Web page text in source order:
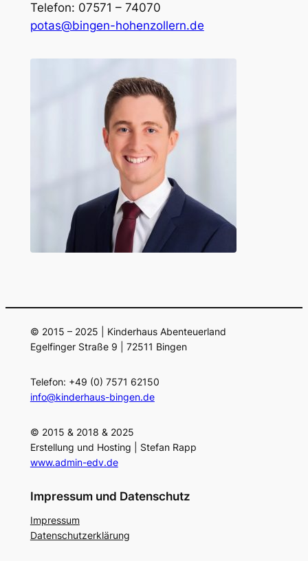
Telefon: 07571 – 74070
potas@bingen-hohenzollern.de
© 2015 – 2025 | Kinderhaus Abenteuerland
Egelfinger Straße 9 | 72511 Bingen
Telefon: +49 (0) 7571 62150
info@kinderhaus-bingen.de
© 2015 & 2018 & 2025
Erstellung und Hosting | Stefan Rapp
www.admin-edv.de
Impressum und Datenschutz
Impressum
Datenschutzerklärung